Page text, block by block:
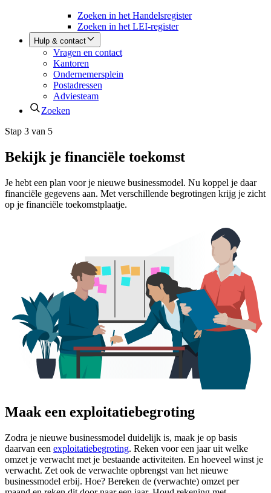
Zoeken in het Handelsregister
Zoeken in het LEI-register
Hulp & contact
Vragen en contact
Kantoren
Ondernemersplein
Postadressen
Adviesteam
Zoeken
Stap 3 van 5
Bekijk je financiële toekomst
Je hebt een plan voor je nieuwe businessmodel. Nu koppel je daar
financiële gegevens aan. Met verschillende begrotingen krijg je zicht
op je financiële toekomstplaatje.
Maak een exploitatiebegroting
Zodra je nieuwe businessmodel duidelijk is, maak je op basis
daarvan een exploitatiebegroting. Reken voor een jaar uit welke
omzet je verwacht met je bestaande activiteiten. En hoeveel winst je
verwacht. Zet ook de verwachte opbrengst van het nieuwe
businessmodel erbij. Hoe? Bereken de (verwachte) omzet per